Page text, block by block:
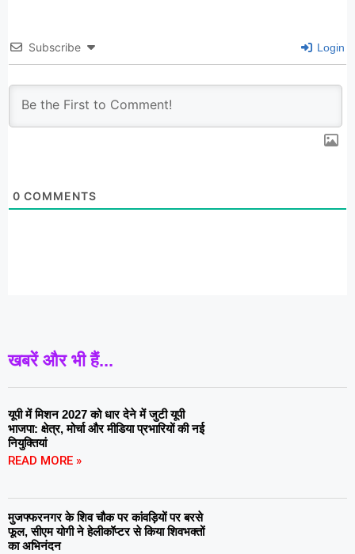
Subscribe Login
0 COMMENTS
खबरें और भी हैं...
यूपी में मिशन 2027 को धार देने में जुटी यूपी
भाजपा: क्षेत्र, मोर्चा और मीडिया प्रभारियों की नई
नियुक्तियां
READ MORE »
मुजफ्फरनगर के शिव चौक पर कांवड़ियों पर बरसे
फूल, सीएम योगी ने हेलीकॉप्टर से किया शिवभक्तों
का अभिनंदन